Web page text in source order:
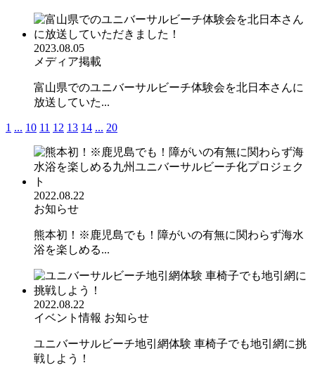
2023.08.05
メディア掲載
富山県でのユニバーサルビーチ体験会を北日本さんに
放送していた...
1 ... 10 11 12 13 14 ... 20
2022.08.22
お知らせ
熊本初！※鹿児島でも！障がいの有無に関わらず海水
浴を楽しめる...
2022.08.22
イベント情報 お知らせ
ユニバーサルビーチ地引網体験 車椅子でも地引網に挑
戦しよう！